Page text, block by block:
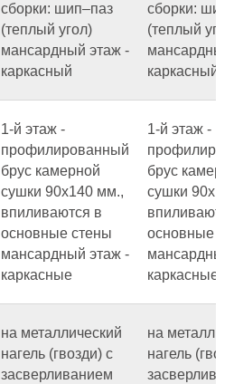
сборки: шип–паз
(теплый угол)
мансардный этаж -
каркасный
сборки:
(теплый
мансардный
каркасный
1-й этаж -
профилированный
брус камерной
сушки 90х140 мм.,
впиливаются в
основные стены
мансардный этаж -
каркасные
1-й этаж -
брус
сушки
основные
мансардный
каркасные
на металлический
нагель (гвозди) с
засверливанием
на
нагель